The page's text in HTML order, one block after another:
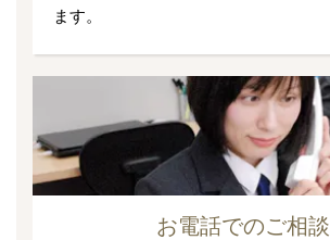
ます。
お電話でのご相談